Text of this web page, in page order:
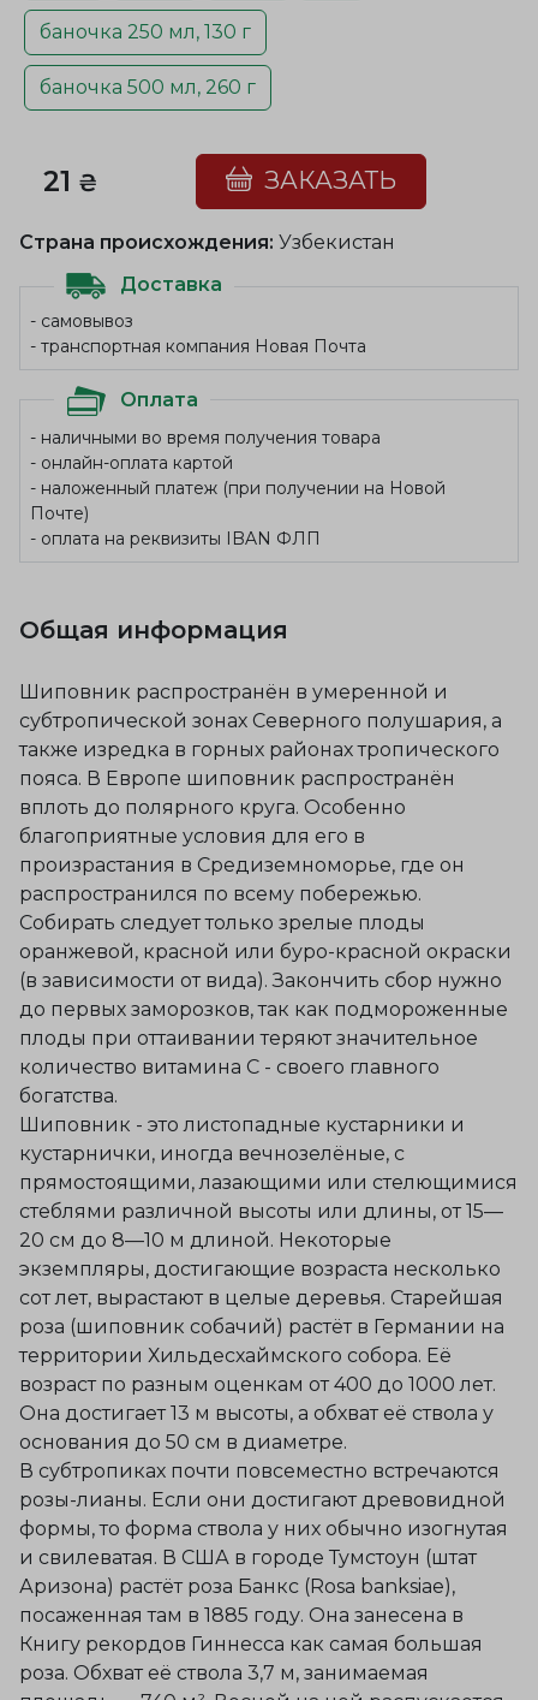
баночка 250 мл, 130 г
баночка 500 мл, 260 г
21 ₴ ЗАКАЗАТЬ
Страна происхождения: Узбекистан
Доставка
- самовывоз
- транспортная компания Новая Почта
Оплата
- наличными во время получения товара
- онлайн-оплата картой
- наложенный платеж (при получении на Новой
Почте)
- оплата на реквизиты IBAN ФЛП
Общая информация
Шиповник распространён в умеренной и
субтропической зонах Северного полушария, а
также изредка в горных районах тропического
пояса. В Европе шиповник распространён
вплоть до полярного круга. Особенно
благоприятные условия для его в
произрастания в Средиземноморье, где он
распространился по всему побережью.
Собирать следует только зрелые плоды
оранжевой, красной или буро-красной окраски
(в зависимости от вида). Закончить сбор нужно
до первых заморозков, так как подмороженные
плоды при оттаивании теряют значительное
количество витамина С - своего главного
богатства.
Шиповник - это листопадные кустарники и
кустарнички, иногда вечнозелёные, с
прямостоящими, лазающими или стелющимися
стеблями различной высоты или длины, от 15—
20 см до 8—10 м длиной. Некоторые
экземпляры, достигающие возраста несколько
сот лет, вырастают в целые деревья. Старейшая
роза (шиповник собачий) растёт в Германии на
территории Хильдесхаймского собора. Её
возраст по разным оценкам от 400 до 1000 лет.
Она достигает 13 м высоты, а обхват её ствола у
основания до 50 см в диаметре.
В субтропиках почти повсеместно встречаются
розы-лианы. Если они достигают древовидной
формы, то форма ствола у них обычно изогнутая
и свилеватая. В США в городе Тумстоун (штат
Аризона) растёт роза Банкс (Rosa banksiae),
посаженная там в 1885 году. Она занесена в
Книгу рекордов Гиннесса как самая большая
роза. Обхват её ствола 3,7 м, занимаемая